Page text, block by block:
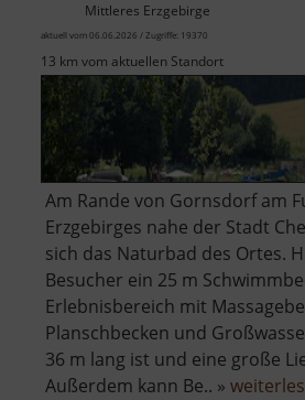
Mittleres Erzgebirge
aktuell vom 06.06.2026 / Zugriffe: 19370
13 km vom aktuellen Standort
Am Rande von Gornsdorf am
Erzgebirges nahe der Stadt
sich das Naturbad des Ortes.
Besucher ein 25 m
Erlebnisbereich mit
Planschbecken und
36 m lang ist und eine große
Außerdem kann Be.. »